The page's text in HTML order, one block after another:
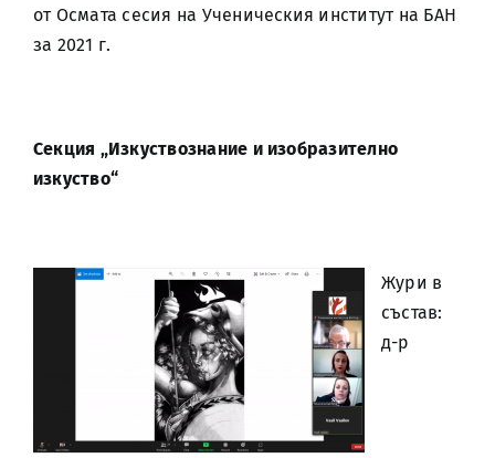
от Осмата сесия на Ученическия институт на БАН
за 2021 г.
Секция „Изкуствознание и изобразително
изкуство“
Жури в
състав:
д-р